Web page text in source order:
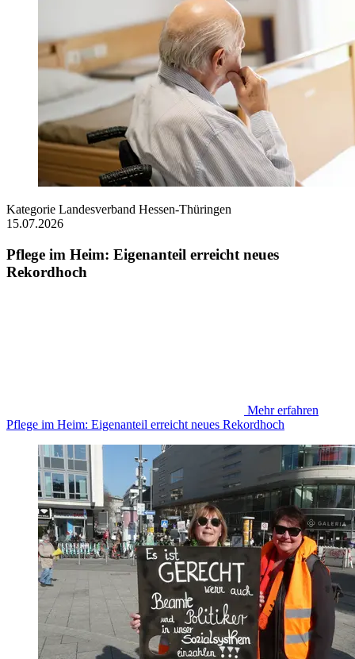
Kategorie Landesverband Hessen-Thüringen
15.07.2026
Pflege im Heim: Eigenanteil erreicht neues
Rekordhoch
Mehr erfahren
Pflege im Heim: Eigenanteil erreicht neues Rekordhoch